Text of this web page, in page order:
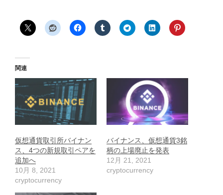
関連
仮想通貨取引所バイナン
ス、4つの新規取引ペアを
追加へ
10月 8, 2021
cryptocurrency
バイナンス、仮想通貨3銘
柄の上場廃止を発表
12月 21, 2021
cryptocurrency